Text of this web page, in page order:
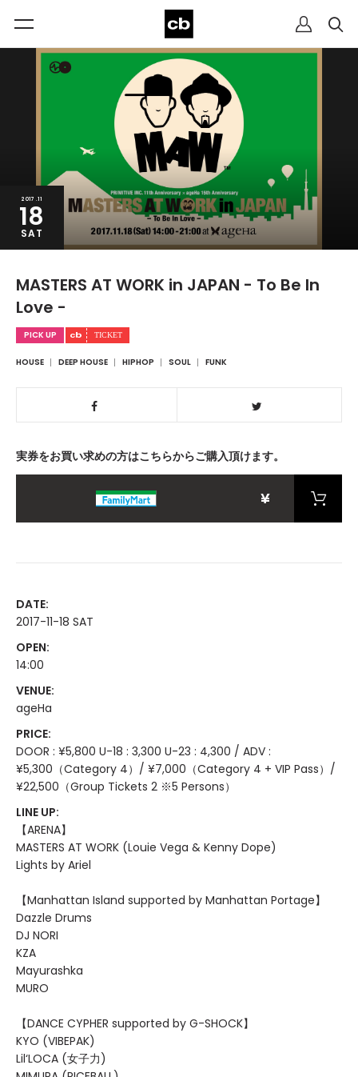
2017.11
18
SAT
MASTERS AT WORK in JAPAN - To Be In
Love -
PICK UP
HOUSE DEEP HOUSE HIPHOP SOUL FUNK
実券をお買い求めの方はこちらからご購入頂けます。
¥
DATE:
2017-11-18 SAT
OPEN:
14:00
VENUE:
ageHa
PRICE:
DOOR : ¥5,800 U-18 : 3,300 U-23 : 4,300 / ADV :
¥5,300（Category 4）/ ¥7,000（Category 4 + VIP Pass）/
¥22,500（Group Tickets 2 ※5 Persons）
LINE UP:
【ARENA】
MASTERS AT WORK (Louie Vega & Kenny Dope)
Lights by Ariel
【Manhattan Island supported by Manhattan Portage】
Dazzle Drums
DJ NORI
KZA
Mayurashka
MURO
【DANCE CYPHER supported by G-SHOCK】
KYO (VIBEPAK)
Lil‘LOCA (女子力)